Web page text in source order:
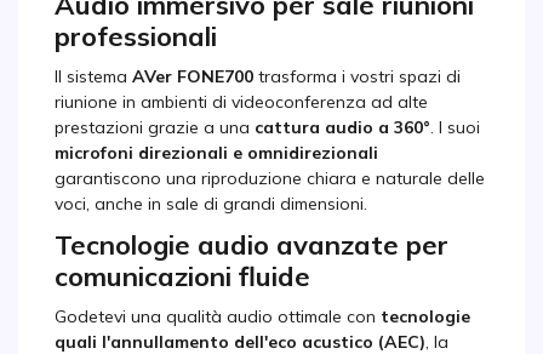
professionali
Il sistema AVer FONE700 trasforma i vostri spazi di
riunione in ambienti di videoconferenza ad alte
prestazioni grazie a una cattura audio a 360°. I suoi
microfoni direzionali e omnidirezionali
garantiscono una riproduzione chiara e naturale delle
voci, anche in sale di grandi dimensioni.
Tecnologie audio avanzate per
comunicazioni fluide
Godetevi una qualità audio ottimale con tecnologie
quali l'annullamento dell'eco acustico (AEC), la